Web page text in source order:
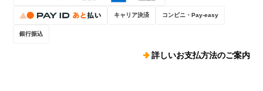
キャリア決済 コンビニ・Pay-easy
銀行振込
詳しいお支払方法のご案内